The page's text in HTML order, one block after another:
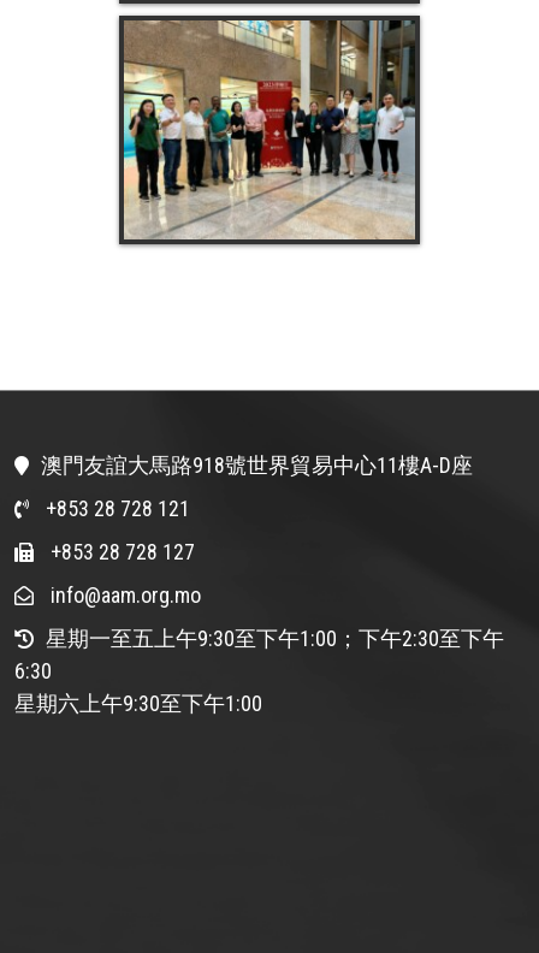
澳門友誼大馬路918號世界貿易中心11樓A-D座
+853 28 728 121
+853 28 728 127
info@aam.org.mo
星期一至五上午9:30至下午1:00；下午2:30至下午
6:30
星期六上午9:30至下午1:00